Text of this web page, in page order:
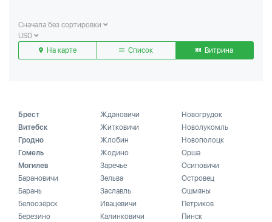
Сначала без сортировки
USD
На карте
Список Витрина
Брест
Витебск
Гродно
Гомель
Могилев
Барановичи
Барань
Белоозёрск
Березино
Ждановичи
Житковичи
Жлобин
Жодино
Заречье
Зельва
Заславль
Ивацевичи
Калинковичи
Новогрудок
Новолукомль
Новополоцк
Орша
Осиповичи
Островец
Ошмяны
Петриков
Пинск